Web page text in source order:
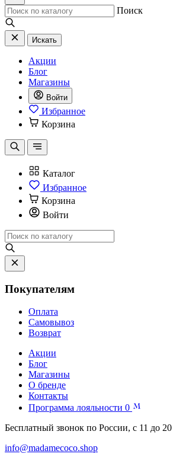
Поиск
Искать
Акции
Блог
Магазины
Войти
Избранное
Корзина
Каталог
Избранное
Корзина
Войти
Покупателям
Оплата
Самовывоз
Возврат
Акции
Блог
Магазины
О бренде
Контакты
Программа лояльности 0
Бесплатный звонок по России, с 11 до
info@madamecoco.shop